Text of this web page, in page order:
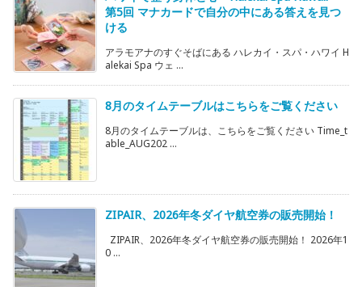
第5回 マナカードで自分の中にある答えを見つ
ける
アラモアナのすぐそばにある ハレカイ・スパ・ハワイ H
alekai Spa ウェ ...
8月のタイムテーブルはこちらをご覧ください
8月のタイムテーブルは、こちらをご覧ください Time_t
able_AUG202 ...
ZIPAIR、2026年冬ダイヤ航空券の販売開始！
ZIPAIR、2026年冬ダイヤ航空券の販売開始！ 2026年1
0 ...